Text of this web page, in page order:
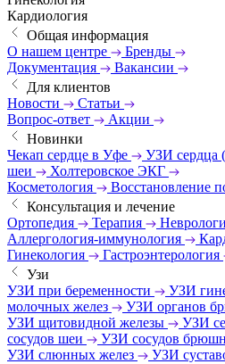
Кардиология
Общая информация
О нашем центре
Бренды
Документация
Вакансии
Для клиентов
Новости
Статьи
Вопрос-ответ
Акции
Новинки
Чекап сердце в Уфе
УЗИ
шеи
Холтеровское ЭКГ
Косметология
Восстановление
Консультация и лечение
Ортопедия
Терапия
Аллергология-иммунология
Гинекология
Гастроэнтерология
Узи
УЗИ при беременности
УЗИ
молочных желез
УЗИ органов
УЗИ щитовидной железы
УЗИ
сосудов шеи
УЗИ сосудов
УЗИ слюнных желез
УЗИ